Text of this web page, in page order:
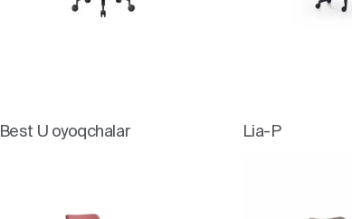
Best U oyoqchalar Lia-P